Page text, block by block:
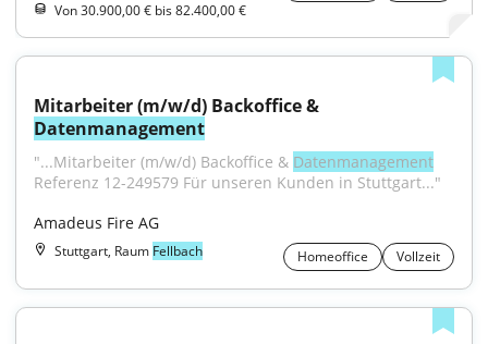
Von 30.900,00 € bis 82.400,00 €
Datenmanagement
"...Mitarbeiter (m/w/d) Backoffice & Datenmanagement
Referenz 12-249579 Für unseren Kunden in Stuttgart..."
Amadeus Fire AG
Stuttgart, Raum Fellbach Homeoffice Vollzeit